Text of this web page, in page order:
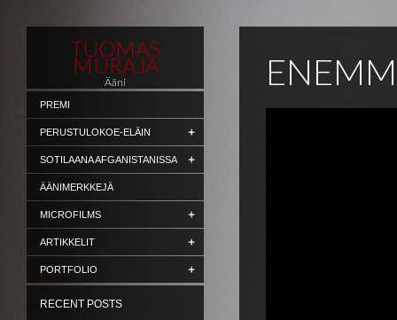
TUOMAS
MURAJA
Ääni
PREMI
PERUSTULOKOE-ELÄIN
SOTILAANA AFGANISTANISSA
ÄÄNIMERKKEJÄ
MICROFILMS
ARTIKKELIT
PORTFOLIO
RECENT POSTS